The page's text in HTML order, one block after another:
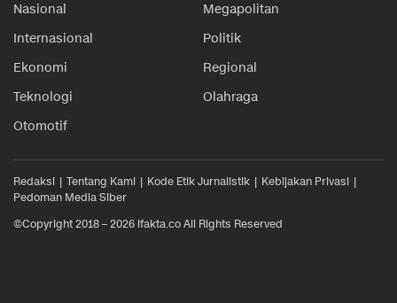
Nasional
Megapolitan
Internasional
Politik
Ekonomi
Regional
Teknologi
Olahraga
Otomotif
Redaksi Tentang Kami Kode Etik Jurnalistik
Kebijakan Privasi
Pedoman Media Siber
©Copyright 2018 – 2026 ifakta.co All Rights Reserved